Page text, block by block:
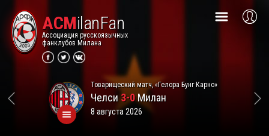
ACMilanFan
Ассоциация русскоязычных
фанклубов Милана
Товарищеский матч, «Гелора Бунг Карно»
Челси3-0Милан
8 августа 2026